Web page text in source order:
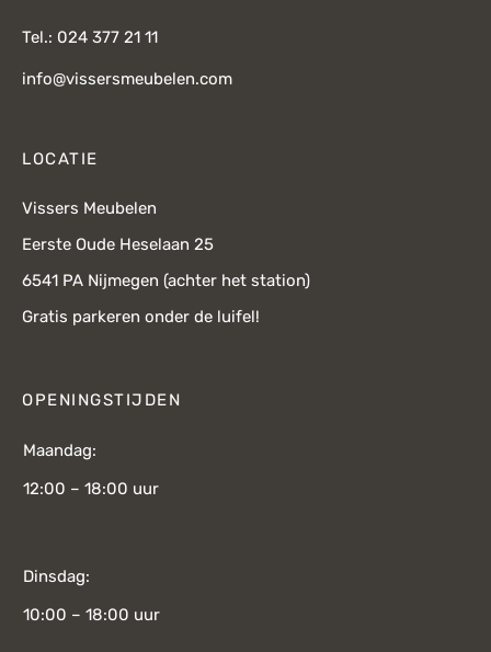
Tel.: 024 377 21 11
info@vissersmeubelen.com
LOCATIE
Vissers Meubelen
Eerste Oude Heselaan 25
6541 PA Nijmegen (achter het station)
Gratis parkeren onder de luifel!
OPENINGSTIJDEN
Maandag:
12:00 – 18:00 uur
Dinsdag:
10:00 – 18:00 uur